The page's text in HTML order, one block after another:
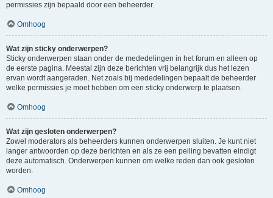
permissies zijn bepaald door een beheerder.
Omhoog
Wat zijn sticky onderwerpen?
Sticky onderwerpen staan onder de mededelingen in het forum en alleen op
de eerste pagina. Meestal zijn deze berichten vrij belangrijk dus het lezen
ervan wordt aangeraden. Net zoals bij mededelingen bepaalt de beheerder
welke permissies je moet hebben om een sticky onderwerp te plaatsen.
Omhoog
Wat zijn gesloten onderwerpen?
Zowel moderators als beheerders kunnen onderwerpen sluiten. Je kunt niet
langer antwoorden op deze berichten en als ze een peiling bevatten eindigt
deze automatisch. Onderwerpen kunnen om welke reden dan ook gesloten
worden.
Omhoog